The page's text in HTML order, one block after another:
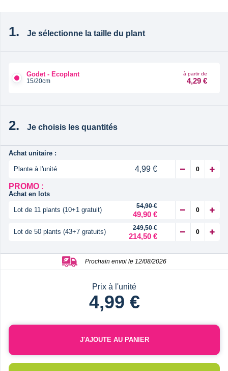
Je sélectionne la taille du plant
Godet - Ecoplant
15/20cm
à partir de
4,29 €
Je choisis les quantités
Achat unitaire :
Plante à l'unité
4,99 €
PROMO :
Achat en lots
Lot de 11 plants (10+1 gratuit) 54,90 €
49,90 €
Lot de 50 plants (43+7 gratuits) 249,50 €
214,50 €
Prochain envoi le 12/08/2026
Prix à l'unité
4,99 €
J'AJOUTE AU PANIER